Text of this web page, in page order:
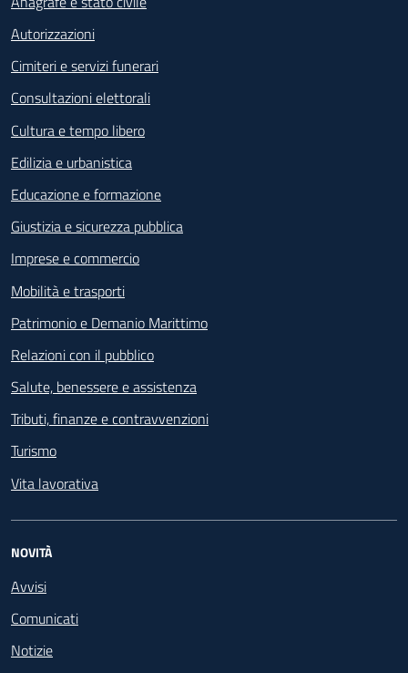
Autorizzazioni
Cimiteri e servizi funerari
Consultazioni elettorali
Cultura e tempo libero
Edilizia e urbanistica
Educazione e formazione
Giustizia e sicurezza pubblica
Imprese e commercio
Mobilità e trasporti
Patrimonio e Demanio Marittimo
Relazioni con il pubblico
Salute, benessere e assistenza
Tributi, finanze e contravvenzioni
Turismo
Vita lavorativa
NOVITÀ
Avvisi
Comunicati
Notizie